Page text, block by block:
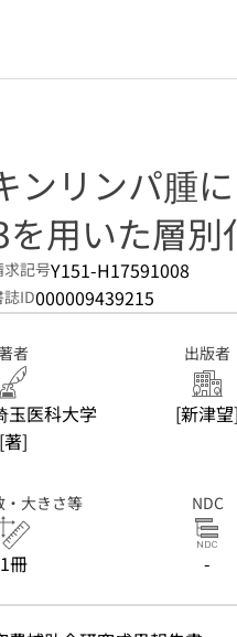
ンリンパ腫
用いた層別
求記号Y151-H17591008
ID000009439215
者
玉医科大学
[著]
出版者
[新津望]
・大きさ等
1冊
NDC
-